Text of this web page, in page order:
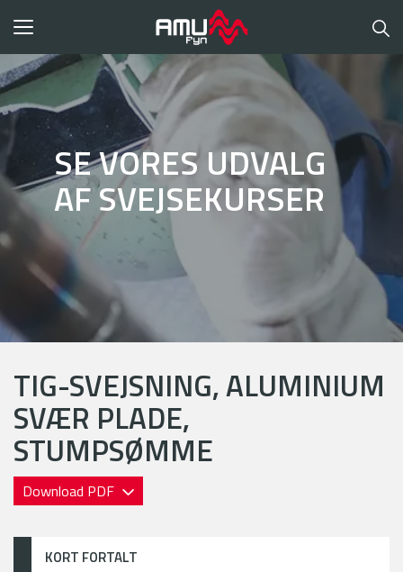
Toggle
SE VORES UDVALG
AF SVEJSEKURSER
TIG-SVEJSNING, ALUMINIUM
SVÆR PLADE,
STUMPSØMME
Download PDF
KORT FORTALT